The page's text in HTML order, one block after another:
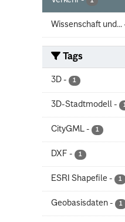
Wissenschaft und...
Tags
3D - 1
3D-Stadtmodell -
CityGML - 1
DXF - 1
ESRI Shapefile - 1
Geobasisdaten - 1